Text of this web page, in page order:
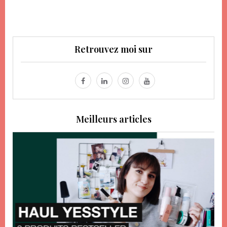
Retrouvez moi sur
Meilleurs articles